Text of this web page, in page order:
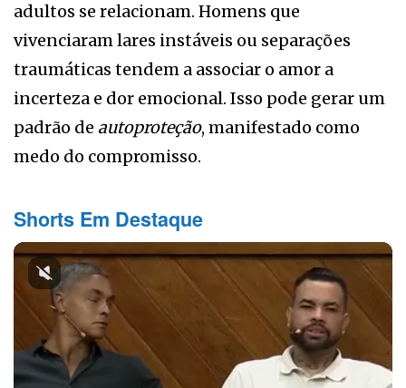
adultos se relacionam. Homens que
vivenciaram lares instáveis ou separações
traumáticas tendem a associar o amor a
incerteza e dor emocional. Isso pode gerar um
padrão de autoproteção, manifestado como
medo do compromisso.
Shorts Em Destaque